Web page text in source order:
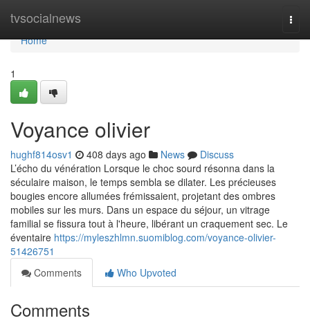
tvsocialnews
Home
Home
1
Voyance olivier
hughf814osv1 408 days ago News
Discuss
L’écho du vénération Lorsque le choc sourd résonna dans la
séculaire maison, le temps sembla se dilater. Les précieuses
bougies encore allumées frémissaient, projetant des ombres
mobiles sur les murs. Dans un espace du séjour, un vitrage
familial se fissura tout à l'heure, libérant un craquement sec. Le
éventaire https://myleszhlmn.suomiblog.com/voyance-olivier-
51426751
Comments
Who Upvoted
Comments